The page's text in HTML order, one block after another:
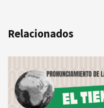
Relacionados